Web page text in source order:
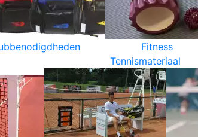
Fitness
Tennismateriaal